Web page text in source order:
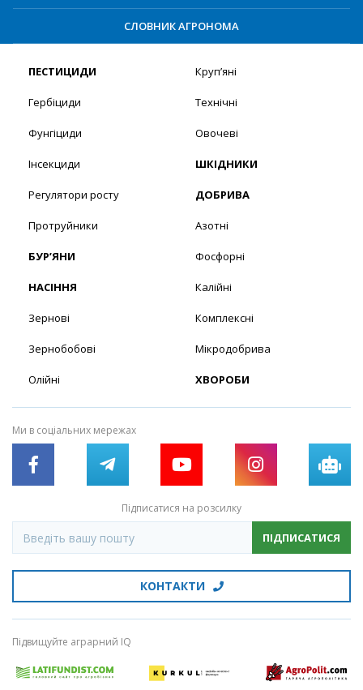
СЛОВНИК АГРОНОМА
ПЕСТИЦИДИ
Гербіциди
Фунгіциди
Інсекциди
Регулятори росту
Протруйники
БУР’ЯНИ
НАСІННЯ
Зернові
Зернобобові
Олійні
Круп’яні
Технічні
Овочеві
ШКІДНИКИ
ДОБРИВА
Азотні
Фосфорні
Калійні
Комплексні
Мікродобрива
ХВОРОБИ
Ми в соціальних мережах
Підписатися на розсилку
ПІДПИСАТИСЯ
КОНТАКТИ
Підвищуйте аграрний IQ